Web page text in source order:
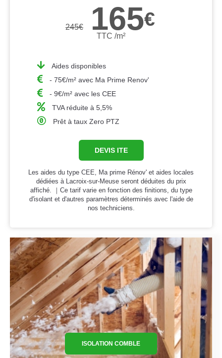
245€ 165€
TTC /m²
Aides disponibles
- 75€/m² avec Ma Prime Renov'
- 9€/m² avec les CEE
TVA réduite à 5,5%
Prêt à taux Zero PTZ
DEVIS ITE
Les aides du type CEE, Ma prime Rénov' et aides locales
dédiées à Lacroix-sur-Meuse seront déduites du prix
affiché. ｜Ce tarif varie en fonction des finitions, du type
d'isolant et d'autres paramètres déterminés avec l'aide de
nos techniciens.
ISOLATION COMBLE